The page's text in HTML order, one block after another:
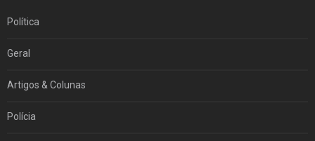
Política
Geral
Artigos & Colunas
Polícia